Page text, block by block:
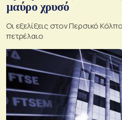
μαύρο χρυσό
Οι εξελίξεις στον Περσικό
πετρέλαιο